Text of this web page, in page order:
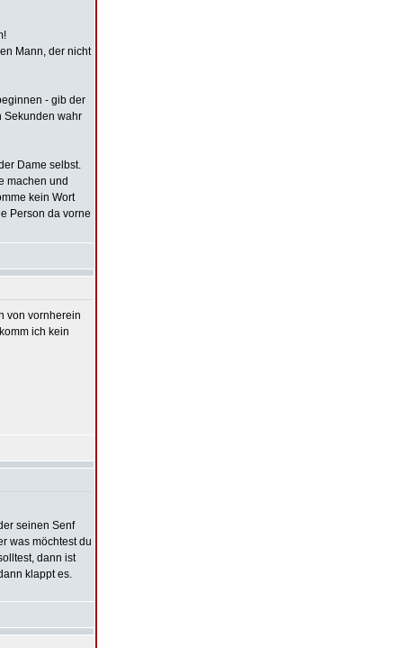
Mann, der nicht
- gib der
Sekunden wahr
Dame selbst.
machen und
kein Wort
Person da vorne
von vornherein
ich kein
seinen Senf
was möchtest du
dann ist
klappt es.